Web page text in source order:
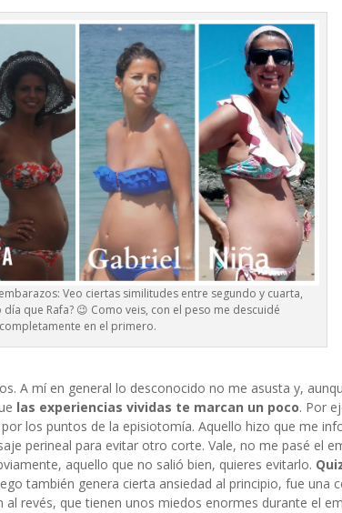
Veo ciertas similitudes entre segundo y cuarta,
día que Rafa? 😉 Como veis, con el peso me descuidé
completamente en el primero.
A mí en general lo desconocido no me asusta y,
las experiencias vividas te marcan un poco. Por
los puntos de la episiotomía. Aquello hizo que me
perineal para evitar otro corte. Vale, no me pasé el
aquello que no salió bien, quieres evitarlo.
también genera cierta ansiedad al principio, fue una
revés, que tienen unos miedos enormes durante el